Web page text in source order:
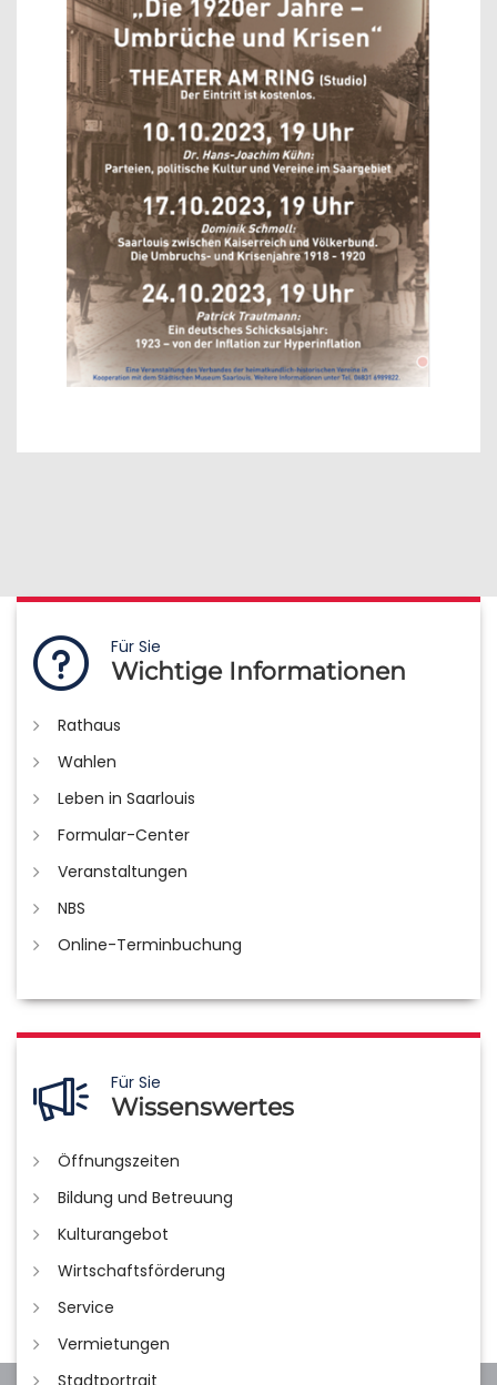
Für Sie
Wichtige Informationen
Rathaus
Wahlen
Leben in Saarlouis
Formular-Center
Veranstaltungen
NBS
Online-Terminbuchung
Für Sie
Wissenswertes
Öffnungszeiten
Bildung und Betreuung
Kulturangebot
Wirtschaftsförderung
Service
Vermietungen